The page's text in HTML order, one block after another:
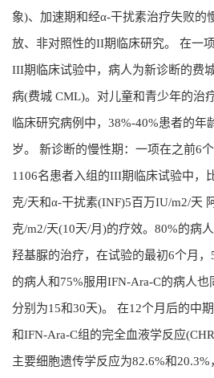
象)、加速期和经α-干扰素治疗失败的
放、非对照性的II期临床研究。 在一
III期临床试验中，病人为新诊断的费
病(费城 CML)。对儿童和青少年的治
临床研究病例中，38%-40%患者的年
岁。 新诊断的慢性期：一项在之前6
1106名患者入组的III期临床试验中，
克/天和α-干扰素(INF)5百万IU/m2/天
克/m2/天(10天/月)的疗效。80%的病
羟基脲的治疗，在试验的最初6个月
的病人和75%服用IFN-Ara-C的病人
分别为15和30天)。 在12个月后的中
和IFN-Ara-C组的完全血液学反应
主要细胞遗传学反应为82.6%和